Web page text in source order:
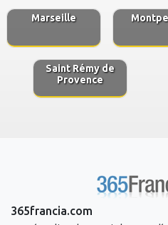
Marseille
Saint Rémy de
Provence
365francia.com